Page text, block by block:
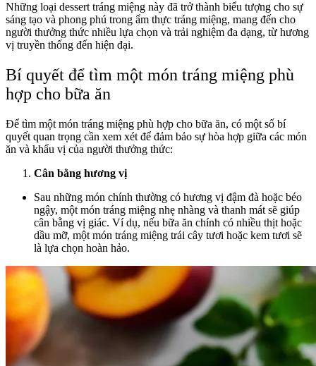
Những loại dessert tráng miệng này đã trở thành biểu tượng cho sự
sáng tạo và phong phú trong ẩm thực tráng miệng, mang đến cho
người thưởng thức nhiều lựa chọn và trải nghiệm đa dạng, từ hương
vị truyền thống đến hiện đại.
Bí quyết để tìm một món tráng miệng phù
hợp cho bữa ăn
Để tìm một món tráng miệng phù hợp cho bữa ăn, có một số bí
quyết quan trọng cần xem xét để đảm bảo sự hòa hợp giữa các món
ăn và khẩu vị của người thưởng thức:
Cân bằng hương vị
Sau những món chính thường có hương vị đậm đà hoặc béo
ngậy, một món tráng miệng nhẹ nhàng và thanh mát sẽ giúp
cân bằng vị giác. Ví dụ, nếu bữa ăn chính có nhiều thịt hoặc
dầu mỡ, một món tráng miệng trái cây tươi hoặc kem tươi sẽ
là lựa chọn hoàn hảo.